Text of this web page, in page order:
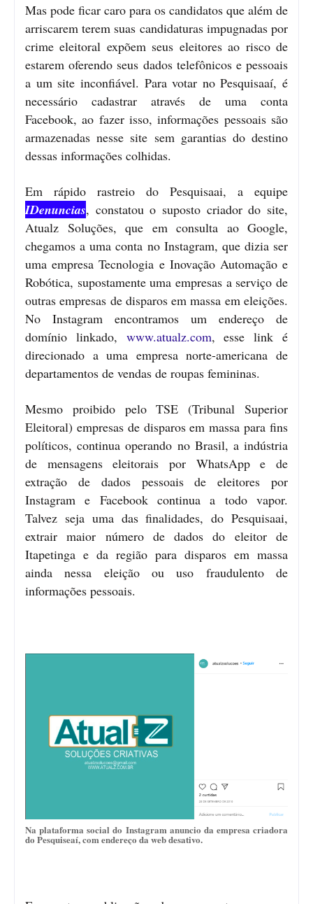
Mas pode ficar caro para os candidatos que além de
arriscarem terem suas candidaturas impugnadas por
crime eleitoral expõem seus eleitores ao risco de
estarem oferendo seus dados telefônicos e pessoais
a um site inconfiável. Para votar no Pesquisaaí, é
necessário cadastrar através de uma conta
Facebook, ao fazer isso, informações pessoais são
armazenadas nesse site sem garantias do destino
dessas informações colhidas.
Em rápido rastreio do Pesquisaai, a equipe
IDenuncias, constatou o suposto criador do site,
Atualz Soluções, que em consulta ao Google,
chegamos a uma conta no Instagram, que dizia ser
uma empresa Tecnologia e Inovação Automação e
Robótica, supostamente uma empresas a serviço de
outras empresas de disparos em massa em eleições.
No Instagram encontramos um endereço de
domínio linkado, www.atualz.com, esse link é
direcionado a uma empresa norte-americana de
departamentos de vendas de roupas femininas.
Mesmo proibido pelo TSE (Tribunal Superior
Eleitoral) empresas de disparos em massa para fins
políticos, continua operando no Brasil, a indústria
de mensagens eleitorais por WhatsApp e de
extração de dados pessoais de eleitores por
Instagram e Facebook continua a todo vapor.
Talvez seja uma das finalidades, do Pesquisaai,
extrair maior número de dados do eleitor de
Itapetinga e da região para disparos em massa
ainda nessa eleição ou uso fraudulento de
informações pessoais.
Na plataforma social do Instagram anuncio da empresa criadora
do Pesquiseaí, com endereço da web desativo.